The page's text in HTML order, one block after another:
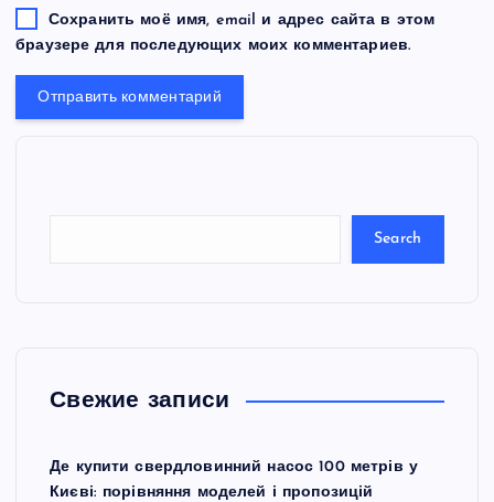
Сохранить моё имя, email и адрес сайта в этом
браузере для последующих моих комментариев.
S
e
Search
Свежие записи
Де купити свердловинний насос 100 метрів у
Києві: порівняння моделей і пропозицій